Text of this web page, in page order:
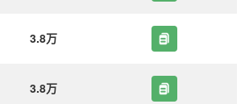
3.8万
3.8万